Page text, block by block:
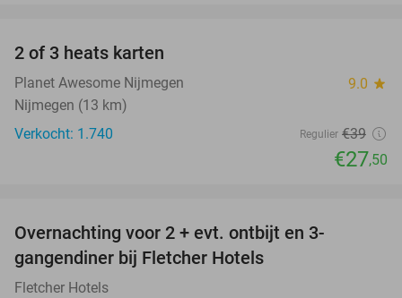
2 of 3 heats karten
Planet Awesome Nijmegen 9.0 star
Nijmegen (13 km)
Verkocht: 1.740
Regulier €39
€27,50
Overnachting voor 2 + evt. ontbijt en 3-
gangendiner bij Fletcher Hotels
Fletcher Hotels